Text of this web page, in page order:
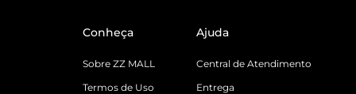
Conheça
Sobre ZZ MALL
Termos de Uso
Ajuda
Central de Atendimento
Entrega